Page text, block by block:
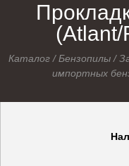
(Atlant/
Каталог /Бензопилы /
импортных